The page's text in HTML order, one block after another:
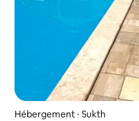
Hébergement ⋅ Sukth